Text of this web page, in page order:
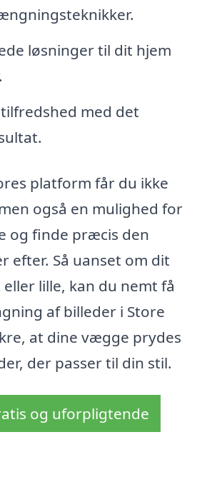
løsninger til dit hjem
med det
platform får du ikke
også en mulighed for
og finde præcis den
efter. Så uanset om dit
lille, kan du nemt få
af billeder i Store
at dine vægge prydes
der passer til din stil.
og uforpligtende